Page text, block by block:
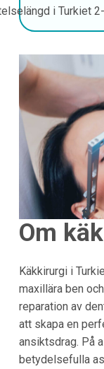
i Turkiet
Om
Käkkirurgi i
maxillära ben
reparation av
att skapa en
ansiktsdrag. På
betydelsefulla